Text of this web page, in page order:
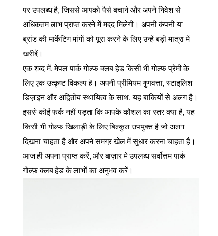
पर उपलब्ध है, जिससे आपको पैसे बचाने और अपने निवेश से
अधिकतम लाभ प्राप्त करने में मदद मिलेगी। अपनी कंपनी या
ब्रांड की मार्केटिंग मांगों को पूरा करने के लिए उन्हें बड़ी मात्रा में
खरीदें।
एक शब्द में, मेपल पार्क गोल्फ क्लब हेड किसी भी गोल्फ प्रेमी के
लिए एक उत्कृष्ट विकल्प है। अपनी प्रीमियम गुणवत्ता, स्टाइलिश
डिज़ाइन और अद्वितीय स्थायित्व के साथ, यह बाकियों से अलग है।
इससे कोई फर्क नहीं पड़ता कि आपके कौशल का स्तर क्या है, यह
किसी भी गोल्फ खिलाड़ी के लिए बिल्कुल उपयुक्त है जो अलग
दिखना चाहता है और अपने समग्र खेल में सुधार करना चाहता है।
आज ही अपना प्राप्त करें, और बाज़ार में उपलब्ध सर्वोत्तम पार्क
गोल्फ़ क्लब हेड के लाभों का अनुभव करें।